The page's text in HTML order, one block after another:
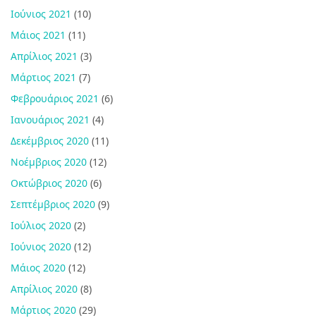
Ιούνιος 2021 (10)
Μάιος 2021 (11)
Απρίλιος 2021 (3)
Μάρτιος 2021 (7)
Φεβρουάριος 2021 (6)
Ιανουάριος 2021 (4)
Δεκέμβριος 2020 (11)
Νοέμβριος 2020 (12)
Οκτώβριος 2020 (6)
Σεπτέμβριος 2020 (9)
Ιούλιος 2020 (2)
Ιούνιος 2020 (12)
Μάιος 2020 (12)
Απρίλιος 2020 (8)
Μάρτιος 2020 (29)